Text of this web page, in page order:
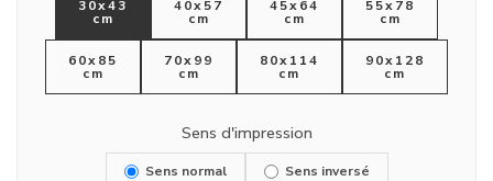
30x43
cm
40x57
cm
45x64
cm
55x78
cm
60x85
cm
70x99
cm
80x114
cm
90x128
cm
Sens d'impression
Sens normal Sens inversé